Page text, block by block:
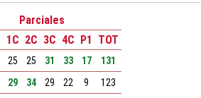
Parciales
1C 2C 3C 4C P1 TOT
25 25 31 33 17
131
29 34 29 22 9 123